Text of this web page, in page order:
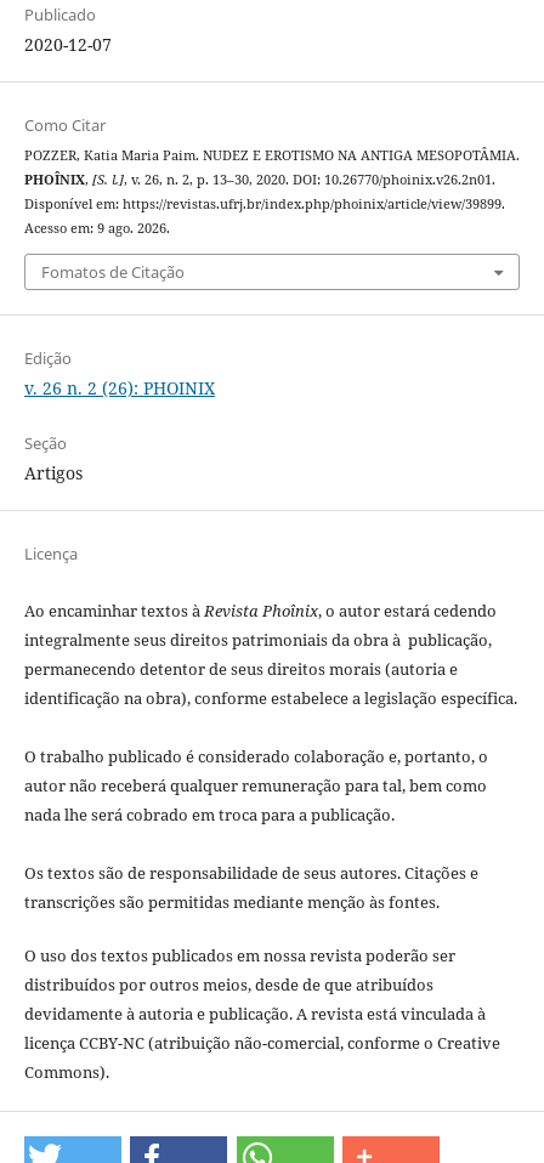
Publicado
2020-12-07
Como Citar
POZZER, Katia Maria Paim. NUDEZ E EROTISMO NA ANTIGA MESOPOTÂMIA.
PHOÎNIX, [S. l.], v. 26, n. 2, p. 13–30, 2020. DOI: 10.26770/phoinix.v26.2n01.
Disponível em: https://revistas.ufrj.br/index.php/phoinix/article/view/39899.
Acesso em: 9 ago. 2026.
Fomatos de Citação
Edição
v. 26 n. 2 (26): PHOINIX
Seção
Artigos
Licença
Ao encaminhar textos àRevista Phoînix, o autor estará cedendo
integralmente seus direitos patrimoniais da obra à publicação,
permanecendo detentor de seus direitos morais (autoria e
identificação na obra), conforme estabelece a legislação especí­fica.
O trabalho publicado é considerado colaboração e, portanto, o
autor não receberá qualquer remuneração para tal, bem como
nada lhe será cobrado em troca para a publicação.
Os textos são de responsabilidade de seus autores. Citações e
transcrições são permitidas mediante menção às fontes.
O uso dos textos publicados em nossa revista poderão ser
distribuídos por outros meios, desde de que atribuídos
devidamente à autoria e publicação. A revista está vinculada à
licença CCBY-NC (atribuição não-comercial, conforme o Creative
Commons).